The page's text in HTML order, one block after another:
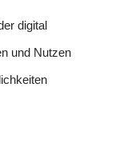
digital
und Nutzen